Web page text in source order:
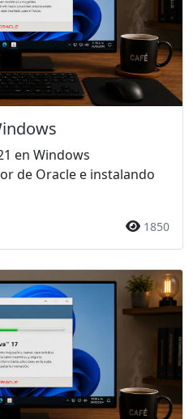
en Windows
de Oracle e instalando
1850